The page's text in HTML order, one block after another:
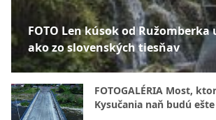
FOTO Len kúsok od
ako zo slovenských tiesňav
FOTOGALÉRIA Most,
Kysučania naň budú